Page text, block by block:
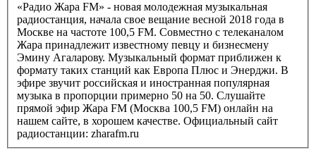
«Радио Жара FM» - новая молодежная музыкальная
радиостанция, начала свое вещание весной 2018 года в
Москве на частоте 100,5 FM. Совместно с телеканалом
Жара принадлежит известному певцу и бизнесмену
Эмину Агаларову. Музыкальный формат приближен к
формату таких станций как Европа Плюс и Энерджи. В
эфире звучит российская и иностранная популярная
музыка в пропорции примерно 50 на 50. Слушайте
прямой эфир Жара FM (Москва 100,5 FM) онлайн на
нашем сайте, в хорошем качестве. Официальный сайт
радиостанции: zharafm.ru